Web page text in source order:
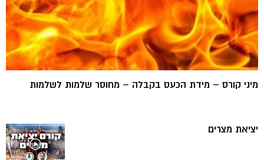
מיני קורס – מידת הכעס בקבלה – מחוסר שלמות לשלמות
יציאת מצרים